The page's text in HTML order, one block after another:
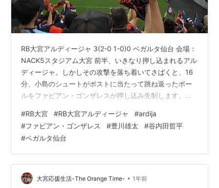
RB大宮アルディージャ 3(2-0 1-0)0 ベガルタ仙台 会場：
NACK5スタジアム大宮 前半、いきなり押し込まれるアル
ディージャ。しかしその攻撃を落ち着いてさばくと、16
分、小島のシュートがポストに当たって跳ね返ったボー
ルをファビアン・ゴンザレスが押し込み先制します。こ
の混戦、カプリーニのクロス、相手に弾かれたボールを
豊川が豪快に決め、追加点を奪って前半を折り返しま
す。 後半、コンビネーションに重きをおいた攻撃に切り
替えてきた仙台にヒヤリとさせられるアルディージャ。
慌てることなく体を張った守備を見せると、76分、ペナ
ルティーエリア内深く…
#RB大宮 #RB大宮アルディージャ #ardija
#ファビアン・ゴンザレス #豊川雄太 #谷内田哲平
#ベガルタ仙台
大宮応援生活-The Orange Time- • 1年前